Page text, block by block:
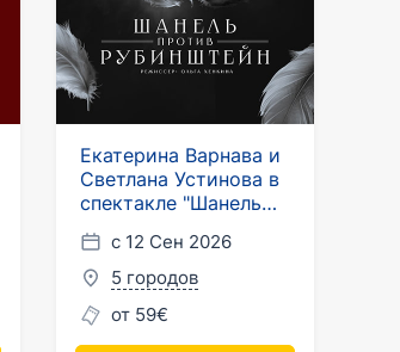
Екатерина Варнава и
Светлана Устинова в
спектакле "Шанель
против Рубинштейн"
в Германии
с 12 Сен 2026
5 городов
от 59€